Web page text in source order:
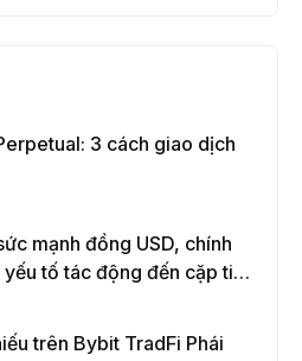
3 cách giao dịch
mạnh đồng USD, chính
tố tác động đến cặp tiền
trên Bybit TradFi Phái